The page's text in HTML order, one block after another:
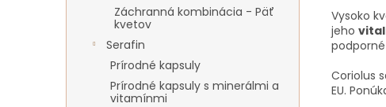
Záchranná kombinácia - Päť
kvetov
Serafin
Prírodné kapsuly
Prírodné kapsuly s minerálmi a
vitamínmi
Vysoko
jeho
Coriolus
EU.